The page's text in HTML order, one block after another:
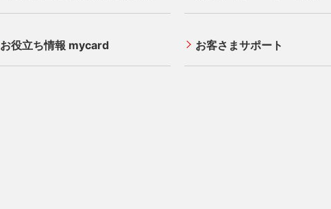
お役立ち情報 mycard お客さまサポート